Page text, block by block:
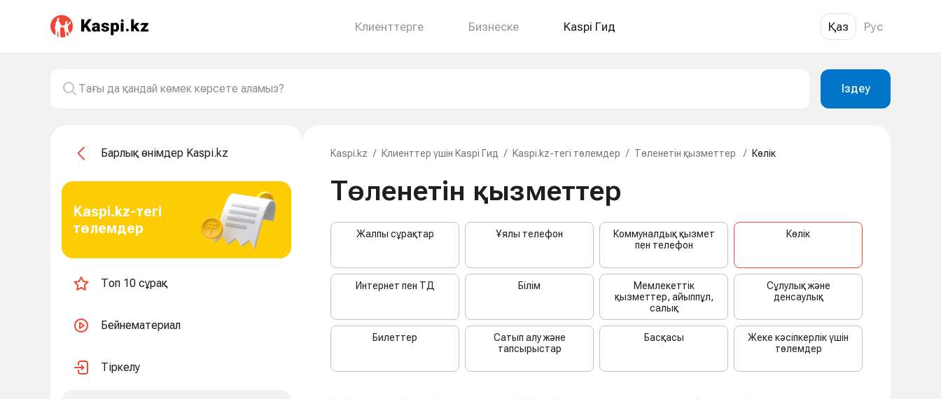
Клиенттерге Бизнеске Kaspi Гид Қаз Рус
Іздеу
Барлық өнімдер Kaspi.kz
Kaspi.kz-тегі
төлемдер
Топ 10 сұрақ
Бейнематериал
Тіркелу
Kaspi.kz / Клиенттер үшін Kaspi Гид / Kaspi.kz-тегі төлемдер / Төленетін қызметтер / Көлік
Төленетін қызметтер
Жалпы сұрақтар Ұялы телефон
Коммуналдық қызмет
пен телефон
Көлік
Интернет пен ТД Білім
Мемлекеттік
қызметтер, айыппұл,
салық
Сұлулық және
денсаулық
Билеттер
Сатып алу және
тапсырыстар
Басқасы
Жеке кәсіпкерлік үшін
төлемдер